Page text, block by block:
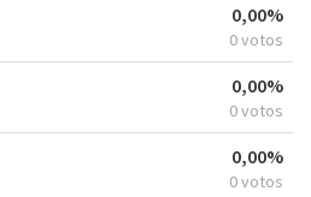
0,00%
0 votos
0,00%
0 votos
0,00%
0 votos